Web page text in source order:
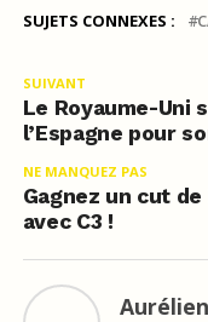
SUJETS CONNEXES :
SUIVANT
Le Royaume-Uni
l’Espagne pour
NE MANQUEZ PAS
Gagnez un cut
avec C3 !